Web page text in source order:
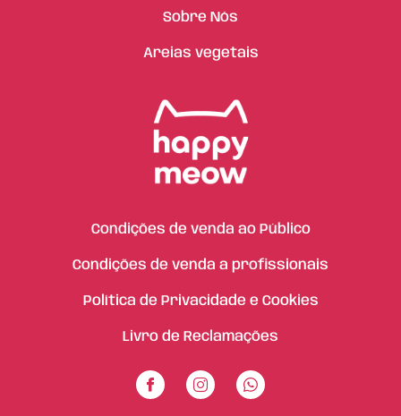
Sobre Nós
Areias vegetais
Condições de venda ao Público
Condições de venda a profissionais
Política de Privacidade e Cookies
Livro de Reclamações